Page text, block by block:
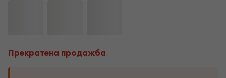
Прекратена продажба